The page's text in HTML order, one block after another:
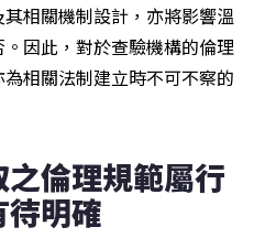
相關機制設計，亦將影響溫
因此，對於查驗機構的倫理
相關法制建立時不可不察的
之倫理規範屬行
明確